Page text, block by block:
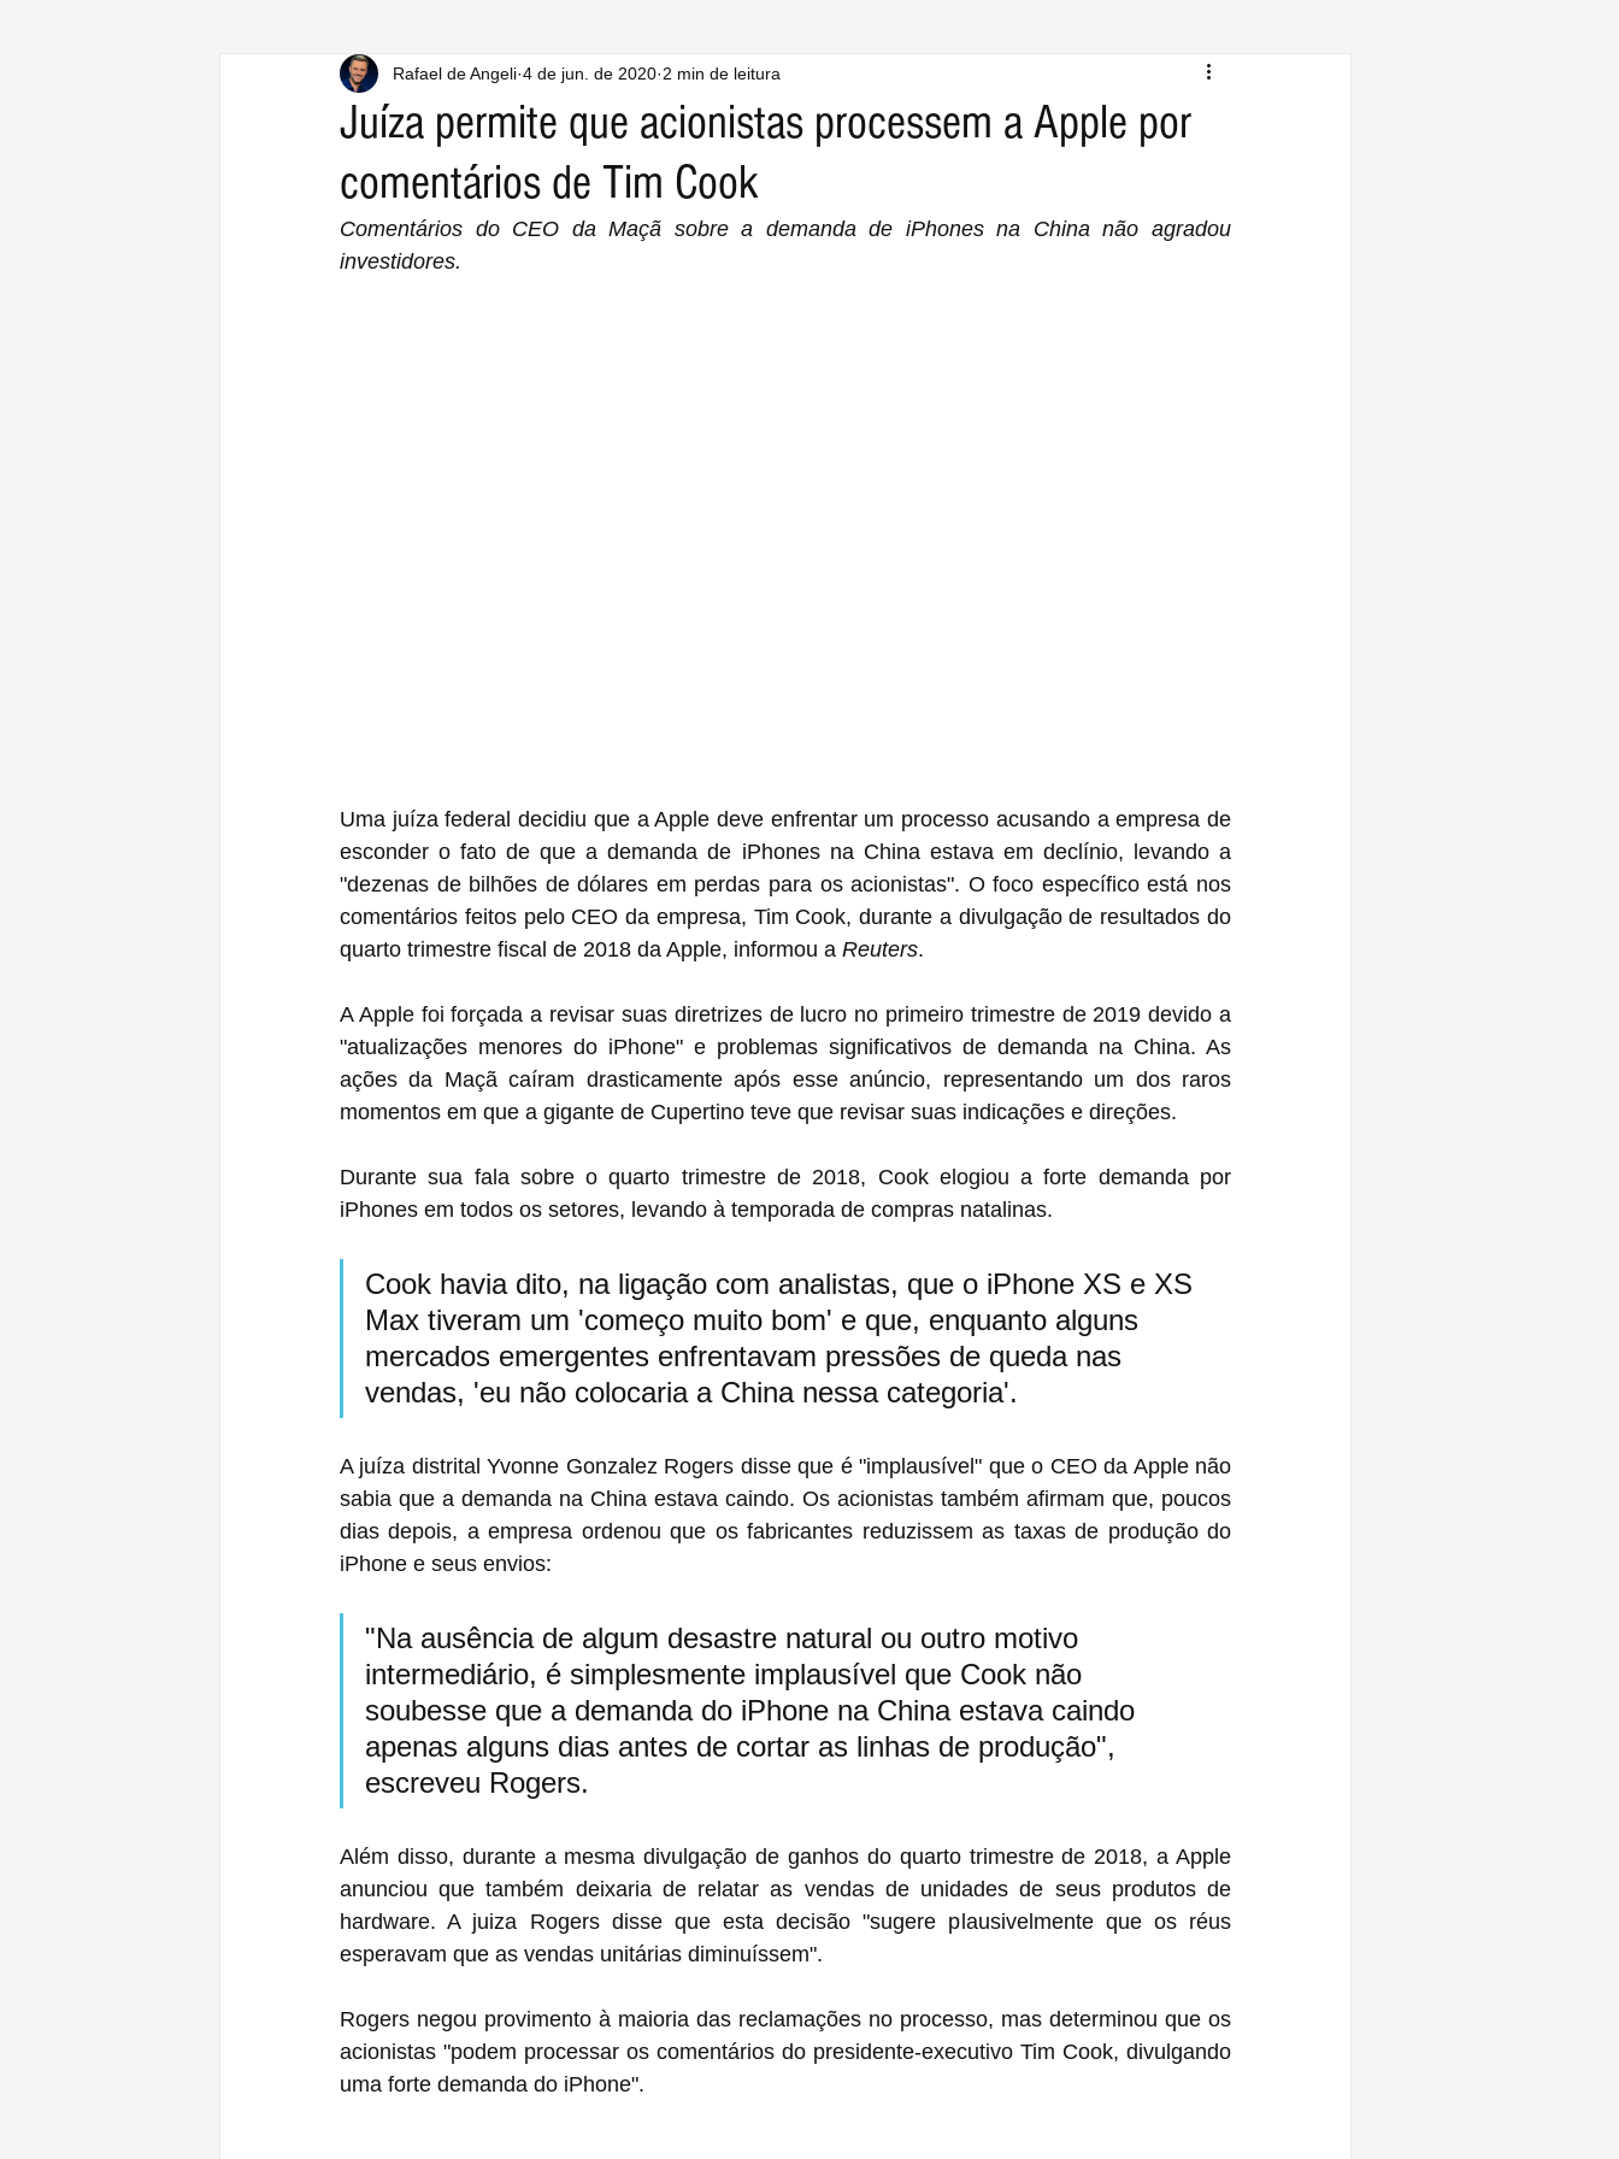
Juíza permite que acionistas processem a Apple por
comentários de Tim Cook
Rafael de Angeli 4 de jun. de 2020 2 min de leitura
Comentários do CEO da Maçã sobre a demanda de iPhones na China não agradou
investidores.
Uma juíza federal decidiu que a Apple deve enfrentar um processo acusando a empresa de
esconder o fato de que a demanda de iPhones na China estava em declínio, levando a
"dezenas de bilhões de dólares em perdas para os acionistas". O foco específico está nos
comentários feitos pelo CEO da empresa, Tim Cook, durante a divulgação de resultados do
quarto trimestre fiscal de 2018 da Apple, informou a Reuters.
A Apple foi forçada a revisar suas diretrizes de lucro no primeiro trimestre de 2019 devido a
"atualizações menores do iPhone" e problemas significativos de demanda na China. As
ações da Maçã caíram drasticamente após esse anúncio, representando um dos raros
momentos em que a gigante de Cupertino teve que revisar suas indicações e direções.
Durante sua fala sobre o quarto trimestre de 2018, Cook elogiou a forte demanda por
iPhones em todos os setores, levando à temporada de compras natalinas.
Cook havia dito, na ligação com analistas, que o iPhone XS e XS
Max tiveram um 'começo muito bom' e que, enquanto alguns
mercados emergentes enfrentavam pressões de queda nas
vendas, 'eu não colocaria a China nessa categoria'.
A juíza distrital Yvonne Gonzalez Rogers disse que é "implausível" que o CEO da Apple não
sabia que a demanda na China estava caindo. Os acionistas também afirmam que, poucos
dias depois, a empresa ordenou que os fabricantes reduzissem as taxas de produção do
iPhone e seus envios:
"Na ausência de algum desastre natural ou outro motivo
intermediário, é simplesmente implausível que Cook não
soubesse que a demanda do iPhone na China estava caindo
apenas alguns dias antes de cortar as linhas de produção",
escreveu Rogers.
Além disso, durante a mesma divulgação de ganhos do quarto trimestre de 2018, a Apple
anunciou que também deixaria de relatar as vendas de unidades de seus produtos de
hardware. A juiza Rogers disse que esta decisão "sugere plausivelmente que os réus
esperavam que as vendas unitárias diminuíssem".
Rogers negou provimento à maioria das reclamações no processo, mas determinou que os
acionistas "podem processar os comentários do presidente-executivo Tim Cook, divulgando
uma forte demanda do iPhone".